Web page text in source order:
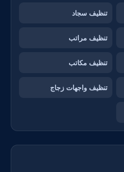
تنظيف سجاد
تنظيف مراتب
تنظيف مكاتب
تنظيف واجهات زجاج